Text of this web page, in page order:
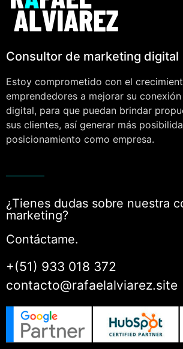
Consultor de marketing digital
Estoy comprometido con el
emprendedores a mejorar su
digital, para que puedan brindar
sus clientes, así generar más
posicionamiento como empresa.
¿Tienes dudas sobre nuestra
marketing?
Contáctame.
+(51) 933 018 372
contacto@rafaelalviarez.site